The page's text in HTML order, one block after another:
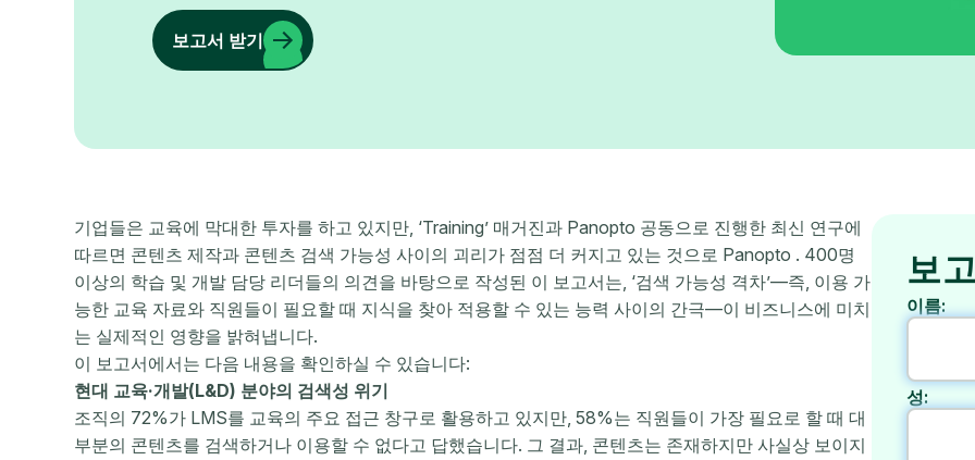
보고서 받기
기업들은 교육에 막대한 투자를 하고 있지만, ‘Training’ 매거진과 Panopto 공동으로 진행한 최신 연구에
따르면 콘텐츠 제작과 콘텐츠 검색 가능성 사이의 괴리가 점점 더 커지고 있는 것으로 Panopto . 400명
이상의 학습 및 개발 담당 리더들의 의견을 바탕으로 작성된 이 보고서는, ‘검색 가능성 격차’—즉, 이용 가
능한 교육 자료와 직원들이 필요할 때 지식을 찾아 적용할 수 있는 능력 사이의 간극—이 비즈니스에 미치
는 실제적인 영향을 밝혀냅니다.
이 보고서에서는 다음 내용을 확인하실 수 있습니다:
현대 교육·개발(L&D) 분야의 검색성 위기
조직의 72%가 LMS를 교육의 주요 접근 창구로 활용하고 있지만, 58%는 직원들이 가장 필요로 할 때 대
부분의 콘텐츠를 검색하거나 이용할 수 없다고 답했습니다. 그 결과, 콘텐츠는 존재하지만 사실상 보이지
보
이름:
성: